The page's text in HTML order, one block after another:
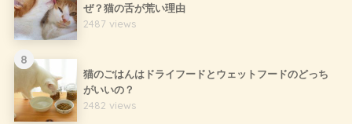
ぜ？猫の舌が荒い理由
2487 views
8
猫のごはんはドライフードとウェットフードのどっち
がいいの？
2482 views